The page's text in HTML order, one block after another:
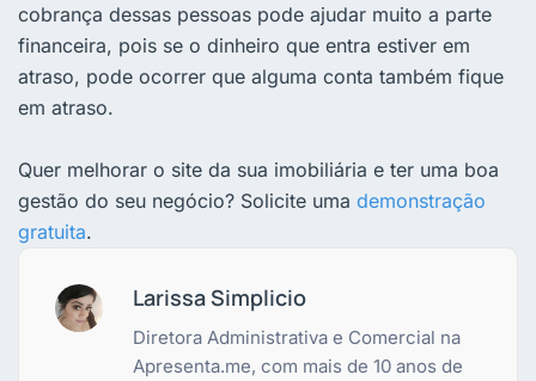
cobrança dessas pessoas pode ajudar muito a parte
financeira, pois se o dinheiro que entra estiver em
atraso, pode ocorrer que alguma conta também fique
em atraso.
Quer melhorar o site da sua imobiliária e ter uma boa
gestão do seu negócio? Solicite uma demonstração
gratuita.
Larissa Simplicio
Diretora Administrativa e Comercial na
Apresenta.me, com mais de 10 anos de